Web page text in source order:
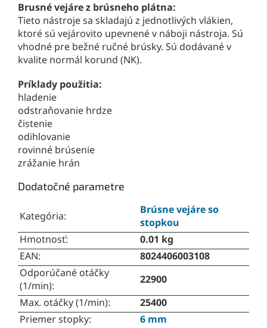
Brusné vejáre z brúsneho plátna:
Tieto nástroje sa skladajú z jednotlivých vlákien,
ktoré sú vejárovito upevnené v náboji nástroja. Sú
vhodné pre bežné ručné brúsky. Sú dodávané v
kvalite normál korund (NK).
Príklady použitia:
hladenie
odstraňovanie hrdze
čistenie
odihlovanie
rovinné brúsenie
zrážanie hrán
Dodatočné parametre
Kategória:
Brúsne vejáre so
stopkou
Hmotnosť:
0.01 kg
EAN:
8024406003108
Odporúčané otáčky
(1/min):
22900
Max. otáčky (1/min):
25400
Priemer stopky:
6 mm